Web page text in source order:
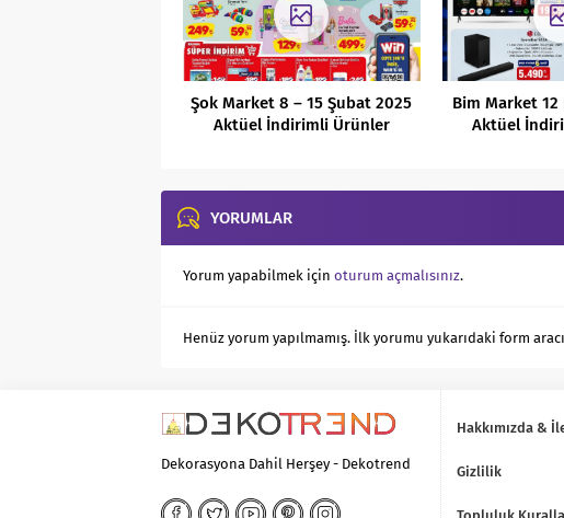
Şok Market 8 – 15 Şubat 2025
Aktüel İndirimli Ürünler
Bim Market 12
Aktüel
YORUMLAR
Yorum yapabilmek için oturum açmalısınız.
Henüz yorum yapılmamış. İlk yorumu yukarıdaki form
Dekorasyona Dahil Herşey - Dekotrend
Hakkımızda &
Gizlilik